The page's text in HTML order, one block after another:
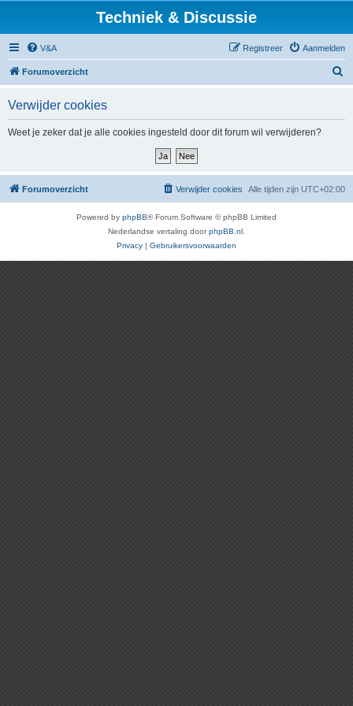
Techniek & Discussie
V&A Aanmelden
Registreer
Forumoverzicht
Verwijder cookies
Weet je zeker dat je alle cookies ingesteld door dit forum wil verwijderen?
Forumoverzicht Alle tijden zijn UTC+02:00
Verwijder cookies
Powered by phpBB® Forum Software © phpBB Limited
Nederlandse vertaling doorphpBB.nl
Privacy | Gebruikersvoorwaarden